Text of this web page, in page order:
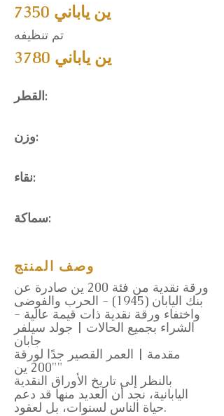
7350 ين ياباني
تم تنظيفه
3780 ين ياباني
القطر:
وزن:
نقاء:
سماكة:
وصف المنتج
ورقة نقدية من فئة 200 ين صادرة عن
بنك اليابان (1945) - الحرب والفوضى
واختفاء ورقة نقدية ذات قيمة عالية -
الشراء بجميع الحالات | جولد سيلفر
جابان
مقدمة | العمر القصير جدًا لورقة
"200 ين"
بالنظر إلى تاريخ الأوراق النقدية
اليابانية، نجد أن العديد منها قد دعم
حياة الناس لسنوات، بل لعقود.